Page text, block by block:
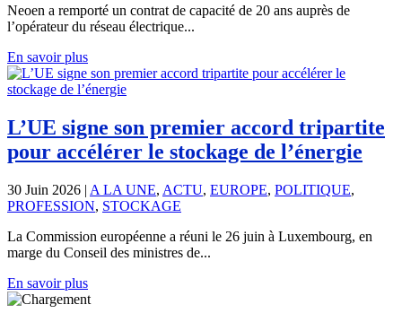
Neoen a remporté un contrat de capacité de 20 ans auprès de
l’opérateur du réseau électrique...
En savoir plus
L’UE signe son premier accord tripartite
pour accélérer le stockage de l’énergie
30 Juin 2026 | A LA UNE, ACTU, EUROPE, POLITIQUE,
PROFESSION, STOCKAGE
La Commission européenne a réuni le 26 juin à Luxembourg, en
marge du Conseil des ministres de...
En savoir plus